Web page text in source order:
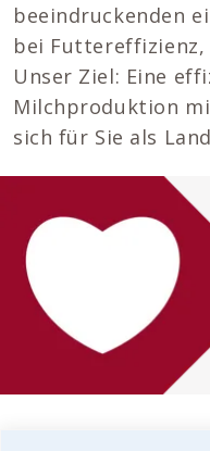
beeindruckenden
bei Futtereffizienz,
Unser Ziel: Eine
Milchproduktion
sich für Sie als